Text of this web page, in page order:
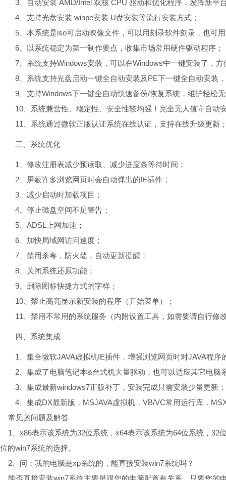
3、自动安装 AMD/Intel 双核 CPU 驱动和优化程序，发挥新平
4、支持光盘安装 winpe安装 U盘安装等流行安装方式；
5、本系统是iso可启动映像文件，可以用刻录软件刻录，也可用
6、以系统稳定为第一制作要点，收集市场常用硬件驱动程序；
7、系统支持Windows安装，可以在Windows中一键安装了，方
8、系统支持光盘启动一键全自动安装及PE下一键全自动安装
9、支持Windows下一键全自动快速备份/恢复系统，维护轻松
10、系统兼营性、稳定性、安全性较均强！完全无人值守自动
11、系统通过微软正版认证系统在线认证，支持在线升级更新
三、系统优化
1、修改注册表减少预读取、减少进度条等待时间；
2、屏蔽许多浏览网页时会自动弹出的IE插件；
3、减少启动时加载项目；
4、停止磁盘空间不足警告；
5、ADSL上网加速；
6、加快局域网访问速度；
7、禁用杀毒，防火墙，自动更新提醒；
8、关闭系统还原功能；
9、删除图标快捷方式的字样；
10、禁止高亮显示新安装的程序（开始菜单）；
11、禁用不常用的系统服务（内附设置工具，如需要请自行修
四、系统集成
1、集合微软JAVA虚拟机IE插件，增强浏览网页时对JAVA程序
2、集成了电脑笔记本&台式机大量驱动，也可以适应其它电脑
3、集成最新windows7正版补丁，安装完成只需安装少量更新；
4、集成DX最新版，MSJAVA虚拟机，VB/VC常用运行库，
常见的问题及解答
1、x86表示该系统为32位系统，x64表示该系统为64位系统，32
位的win7系统的选择。
2、问：我的电脑是xp系统的，能直接安装win7系统吗？
能否直接安装win7系统主要是跟您的电脑配置有关系，只要您的